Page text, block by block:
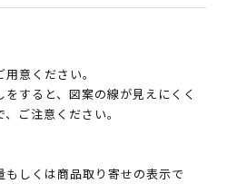
意ください。
すると、図案の線が見えにくく
ご注意ください。
しくは商品取り寄せの表示で